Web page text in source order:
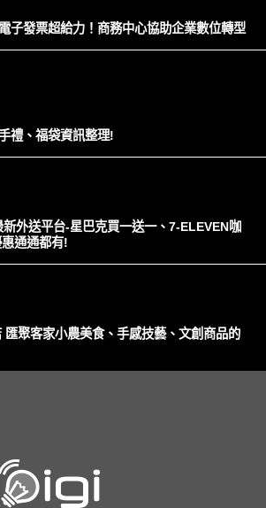
子發票超給力！商務中心協助企業數位轉型
禮、福袋資訊整理!
外送平台-星巴克買一送一、7-ELEVEN咖
通通都有!
匯聚客家小農美食、手感技藝、文創商品的